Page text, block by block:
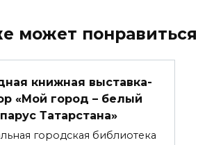
может понравиться
книжная выставка-
«Мой город – белый
парус Татарстана»
городская библиотека